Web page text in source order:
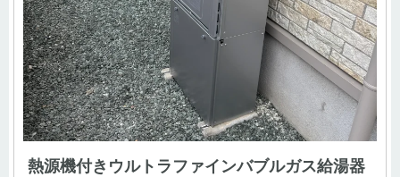
熱源機付きウルトラファインバブルガス給湯器